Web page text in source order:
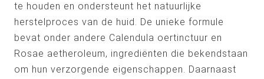
te houden en ondersteunt het natuurlijke
herstelproces van de huid. De unieke formule
bevat onder andere Calendula oertinctuur en
Rosae aetheroleum, ingrediënten die bekendstaan
om hun verzorgende eigenschappen. Daarnaast